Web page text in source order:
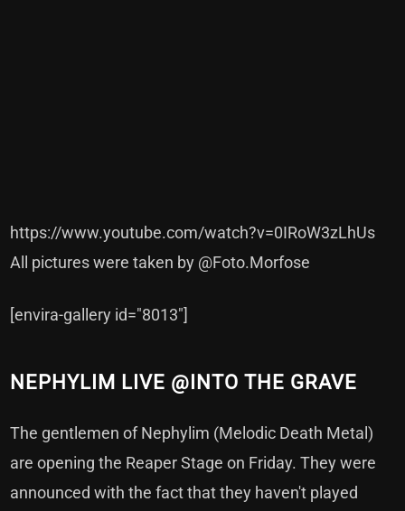
https://www.youtube.com/watch?v=0IRoW3zLhUs
All pictures were taken by @Foto.Morfose
[envira-gallery id="8013"]
NEPHYLIM LIVE @INTO THE GRAVE
The gentlemen of Nephylim (Melodic Death Metal)
are opening the Reaper Stage on Friday. They were
announced with the fact that they haven't played